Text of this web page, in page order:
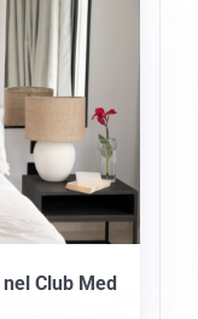
Club Med